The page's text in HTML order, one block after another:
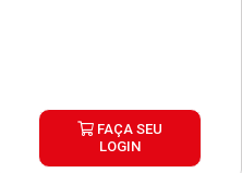
FAÇA SEU
LOGIN